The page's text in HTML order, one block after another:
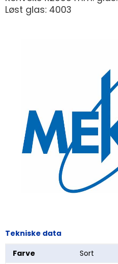
Løst glas: 4003
Tekniske data
Farve
Sort